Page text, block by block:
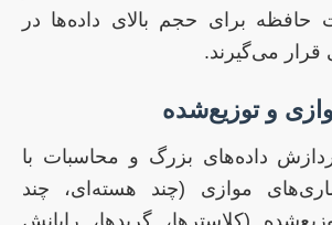
حافظه برای حجم بالای داده‌ها در
قرار می‌گیرند.
و توزیع‌شده
داده‌های بزرگ و محاسبات با
موازی (چند هسته‌ای، چند
(کلاسترها، گریدها، رایانش